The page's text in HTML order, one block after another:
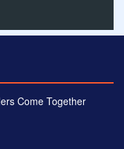
Come Together